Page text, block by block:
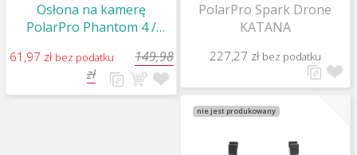
Osłona na kamerę
PolarPro Phantom 4 /
61,97 zł bez podatku
149,98
zł
PolarPro Spark Drone
KATANA
227,27 zł bez podatku
nie jest produkowany